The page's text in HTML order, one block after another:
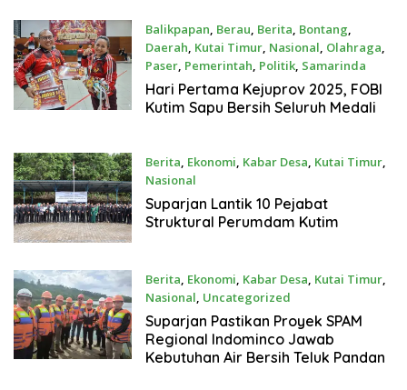
Balikpapan, Berau, Berita, Bontang,
Daerah, Kutai Timur, Nasional, Olahraga,
Paser, Pemerintah, Politik, Samarinda
Oktober 25, 2025
Hari Pertama Kejuprov 2025, FOBI
Kutim Sapu Bersih Seluruh Medali
Berita, Ekonomi, Kabar Desa, Kutai Timur,
Nasional
September 16, 2025
Suparjan Lantik 10 Pejabat
Struktural Perumdam Kutim
Berita, Ekonomi, Kabar Desa, Kutai Timur,
Nasional, Uncategorized
September 5, 2025
Suparjan Pastikan Proyek SPAM
Regional Indominco Jawab
Kebutuhan Air Bersih Teluk Pandan